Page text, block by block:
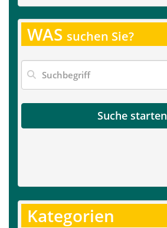
WAS suchen Sie?
Suche starten
Kategorien